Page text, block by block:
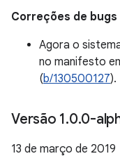
Correções de bugs
Agora o
no manifesto
(b/130500127).
Versão 1.0.0-
13 de março de 2019